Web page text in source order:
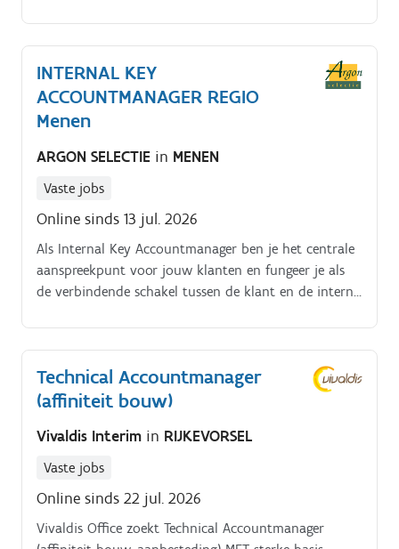
INTERNAL KEY
ACCOUNTMANAGER REGIO
Menen
ARGON SELECTIE in MENEN
Vaste jobs
Online sinds 13 jul. 2026
Als Internal Key Accountmanager ben je het centrale
aanspreekpunt voor jouw klanten en fungeer je als
de verbindende schakel tussen de klant en de interne
omgeving waar klantgerichtheid, kwaliteit, efficiëntie
en een vlotte communicatie centraal staan Vanaf de
opstart van een nieuwe samenwerking begeleid je het
volledige commerciële en administratieve proces. Je
acties en zorgt voor een correcte opvolging van
dossiers, offertes en projecten Jouw
van klantrelaties (Key Account Management)
Opstellen, opvolgen en beheren van offertes
Technical Accountmanager
(affiniteit bouw)
Vivaldis Interim in RIJKEVORSEL
Vaste jobs
Online sinds 22 jul. 2026
Vivaldis Office zoekt Technical Accountmanager